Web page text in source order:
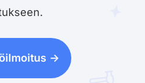
->